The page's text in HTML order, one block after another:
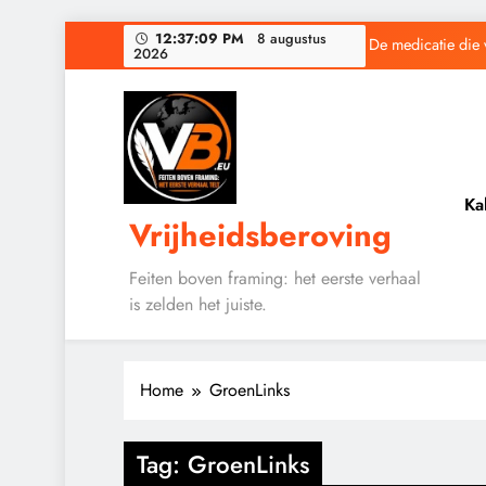
12:37:10 PM 8 augustus
2026
De medicatie
Baudet
De medicatie
Vrijheidsberoving
Feiten boven framing: het eerste verhaal
is zelden het juiste.
Home GroenLinks
Tag: GroenLinks